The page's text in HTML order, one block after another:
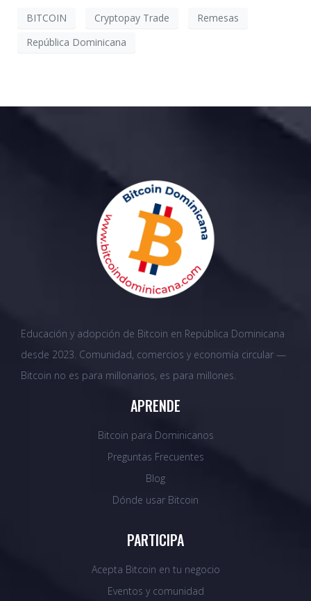
BITCOIN Cryptopay Trade
Remesas
República Dominicana
Educación y adopción de Bitcoin en República Dominicana
desde 2023. Comunidad, comercios y economía circular —
Bitcoin no es para millonarios, es para millones.
APRENDE
Bitcoin para Dominicanos
Preguntas Frecuentes
Blog
Dónde usar Bitcoin
PARTICIPA
Acepta Bitcoin en tu negocio
Eventos y comunidad